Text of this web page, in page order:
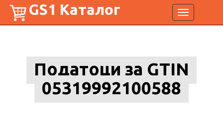
Toggle
navigation
GS1 Каталог
Податоци за GTIN
05319992100588